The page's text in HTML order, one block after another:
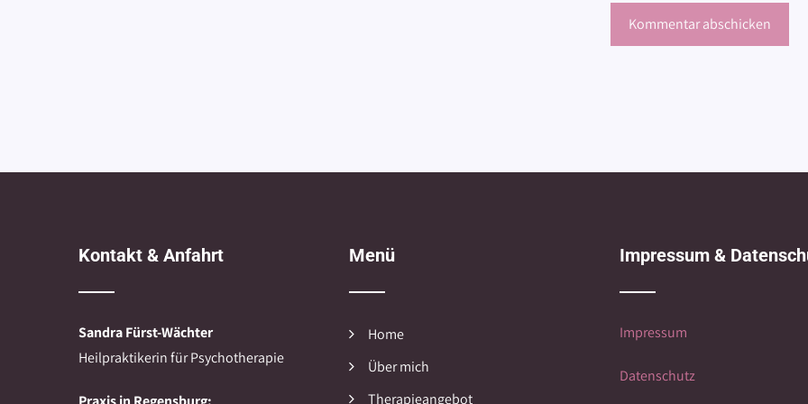
Kontakt & Anfahrt
Sandra Fürst-Wächter
Heilpraktikerin für Psychotherapie
Menü
Home
Über mich
Therapieangebot
Impressum &
Impressum
Datenschutz